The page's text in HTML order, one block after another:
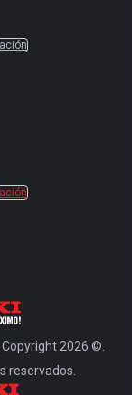
2026 ©.
reservados.